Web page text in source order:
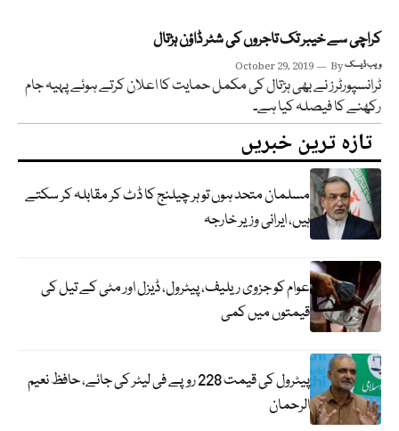
کراچی سے خیبر تک تاجروں کی شٹر ڈاؤن ہڑتال
October 29, 2019 Byویب ڈیسک
ٹرانسپورٹرز نے بھی ہڑتال کی مکمل حمایت کا اعلان کرتے ہوئے پہیہ جام
رکھنے کا فیصلہ کیا ہے۔
تازہ ترین خبریں
مسلمان متحد ہوں تو ہر چیلنج کا ڈٹ کر مقابلہ کر سکتے
ہیں، ایرانی وزیر خارجہ
عوام کو جزوی ریلیف، پیٹرول، ڈیزل اور مٹی کے تیل کی
قیمتوں میں کمی
پیٹرول کی قیمت 228 روپے فی لیٹر کی جائے، حافظ نعیم
الرحمان